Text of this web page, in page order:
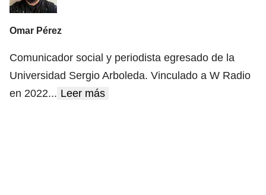
Omar Pérez
Comunicador social y periodista egresado de la
Universidad Sergio Arboleda. Vinculado a W Radio
en 2022... Leer más